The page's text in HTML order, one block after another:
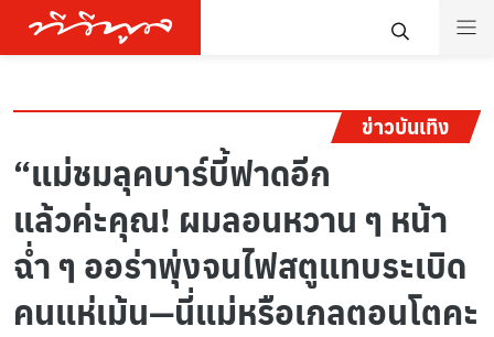
ข่าวบันเทิง
“แม่ชมลุคบาร์บี้ฟาดอีก
แล้วค่ะคุณ! ผมลอนหวาน ๆ หน้า
ฉ่ำ ๆ ออร่าพุ่งจนไฟสตูแทบระเบิด
คนแห่เม้น—นี่แม่หรือเกลตอนโตคะ